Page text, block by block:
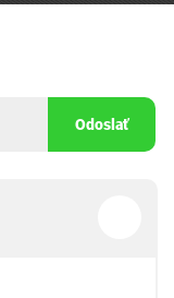
Odoslať